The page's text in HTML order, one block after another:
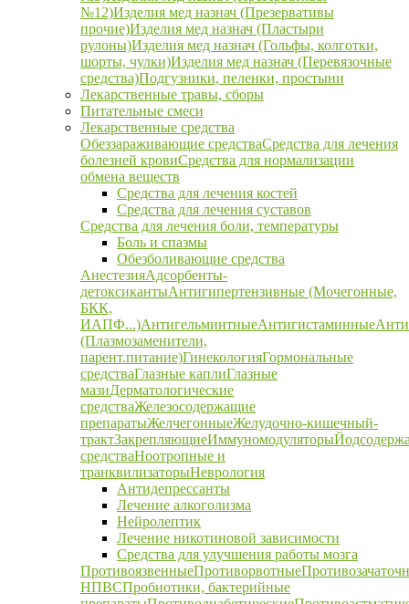
№12)Изделия мед назнач (Презервативы
прочие)Изделия мед назнач (Пластыри
рулоны)Изделия мед назнач (Гольфы, колготки,
шорты, чулки)Изделия мед назнач (Перевязочные
средства)Подгузники, пеленки, простыни
Лекарственные травы, сборы
Питательные смеси
Лекарственные средства
Обеззараживающие средстваСредства для лечения
болезней кровиСредства для нормализации
обмена веществ
Средства для лечения костей
Средства для лечения суставов
Средства для лечения боли, температуры
Боль и спазмы
Обезболивающие средства
АнестезияАдсорбенты-
детоксикантыАнтигипертензивные (Мочегонные,
БКК,
ИАПФ...)АнтигельминтныеАнтигистаминные
(Плазмозаменители,
парент.питание)ГинекологияГормональные
средстваГлазные каплиГлазные
мазиДерматологические
средстваЖелезосодержащие
препаратыЖелчегонныеЖелудочно-кишечный-
трактЗакрепляющиеИммуномодуляторы
средстваНоотропные и
транквилизаторыНеврология
Антидепрессанты
Лечение алкоголизма
Нейролептик
Лечение никотиновой зависимости
Средства для улучшения работы мозга
ПротивоязвенныеПротиворвотные
НПВСПробиотики, бактерийные